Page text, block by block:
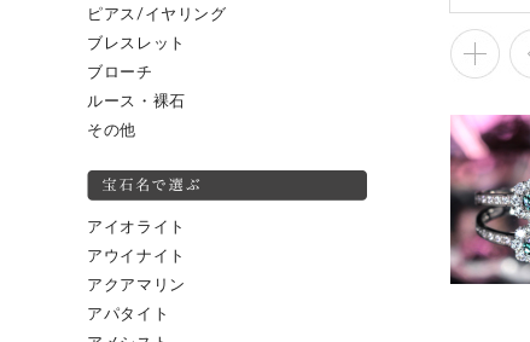
ピアス/イヤリング
ブレスレット
ブローチ
ルース・裸石
その他
アイオライト
アウイナイト
アクアマリン
アパタイト